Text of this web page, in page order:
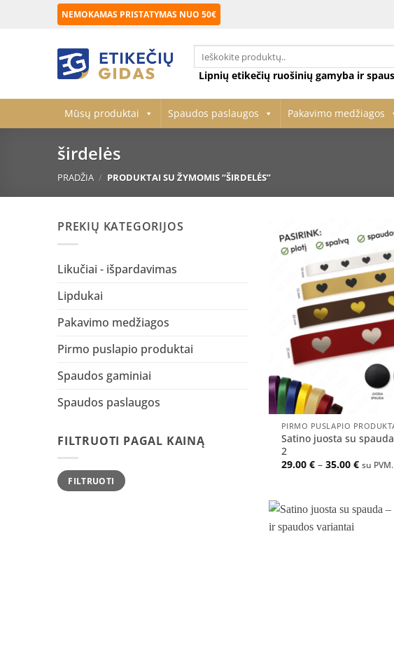
NEMOKAMAS PRISTATYMAS NUO 50€
Ieškoti:
Lipnių etikečių ruošinių gamyba ir
Mūsų produktai Spaudos paslaugos Pakavimo medžiagos
širdelės
PRADŽIA / PRODUKTAI SU ŽYMOMIS “ŠIRDELĖS”
PREKIŲ KATEGORIJOS
Likučiai - išpardavimas
Lipdukai
Pakavimo medžiagos
Pirmo puslapio produktai
Spaudos gaminiai
Spaudos paslaugos
FILTRUOTI PAGAL KAINĄ
Min
kaina
Maks
kainaFILTRUOTI
+
PIRMO PUSLAPIO
Satino juosta su spauda
2
29.00 € – 35.00 €Price
35.00 €
su PVM.